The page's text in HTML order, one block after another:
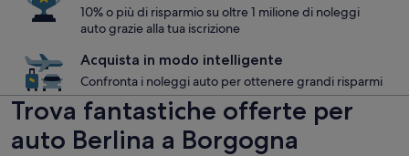
10% o più di risparmio su oltre 1 milione di noleggi
auto grazie alla tua iscrizione
Acquista in modo intelligente
Confronta i noleggi auto per ottenere grandi risparmi
Trova fantastiche offerte per
auto Berlina a Borgogna